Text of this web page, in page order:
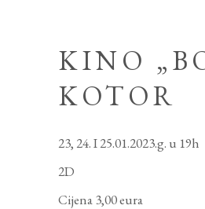
KINO
KOTOR
23, 24. I 25.01.2023.g. u 19h
2D
Cijena 3,00 eura